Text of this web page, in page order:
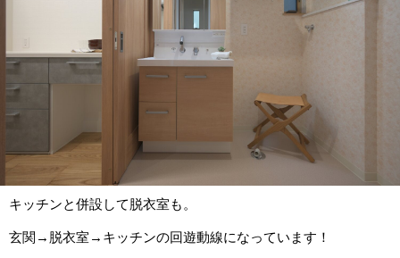
キッチンと併設して脱衣室も。
玄関→脱衣室→キッチンの回遊動線になっています！